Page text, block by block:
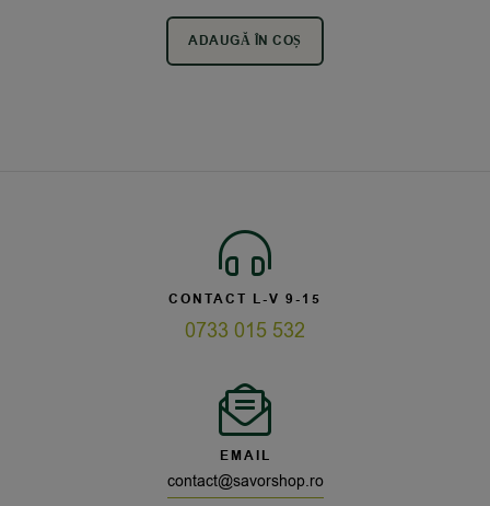
ADAUGĂ ÎN COȘ
CONTACT L-V 9-15
0733 015 532
EMAIL
contact@savorshop.ro